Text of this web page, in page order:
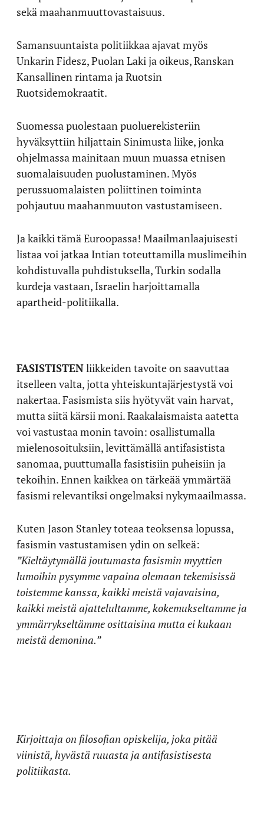
sekä maahanmuuttovastaisuus.
Samansuuntaista politiikkaa ajavat myös
Unkarin Fidesz, Puolan Laki ja oikeus, Ranskan
Kansallinen rintama ja Ruotsin
Ruotsidemokraatit.
Suomessa puolestaan puoluerekisteriin
hyväksyttiin hiljattain Sinimusta liike, jonka
ohjelmassa mainitaan muun muassa etnisen
suomalaisuuden puolustaminen. Myös
perussuomalaisten poliittinen toiminta
pohjautuu maahanmuuton vastustamiseen.
Ja kaikki tämä Euroopassa! Maailmanlaajuisesti
listaa voi jatkaa Intian toteuttamilla muslimeihin
kohdistuvalla puhdistuksella, Turkin sodalla
kurdeja vastaan, Israelin harjoittamalla
apartheid-politiikalla.
FASISTISTENliikkeiden tavoite on saavuttaa
itselleen valta, jotta yhteiskuntajärjestystä voi
nakertaa. Fasismista siis hyötyvät vain harvat,
mutta siitä kärsii moni. Raakalaismaista aatetta
voi vastustaa monin tavoin: osallistumalla
mielenosoituksiin, levittämällä antifasistista
sanomaa, puuttumalla fasistisiin puheisiin ja
tekoihin. Ennen kaikkea on tärkeää ymmärtää
fasismi relevantiksi ongelmaksi nykymaailmassa.
Kuten Jason Stanley toteaa teoksensa lopussa,
fasismin vastustamisen ydin on selkeä:
”Kieltäytymällä joutumasta fasismin myyttien
lumoihin pysymme vapaina olemaan tekemisissä
toistemme kanssa, kaikki meistä vajavaisina,
kaikki meistä ajattelultamme, kokemukseltamme ja
ymmärrykseltämme osittaisina mutta ei kukaan
meistä demonina.”
Kirjoittaja on filosofian opiskelija, joka pitää
viinistä, hyvästä ruuasta ja antifasistisesta
politiikasta.